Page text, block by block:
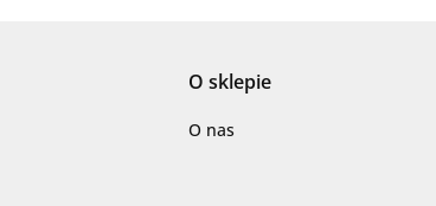
Barwolf
O sklepie
O nas